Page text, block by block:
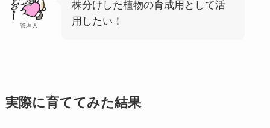
管理人
株分けした植物の育成用として活
用したい！
実際に育ててみた結果